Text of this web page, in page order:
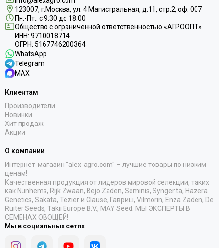
123007, г.Москва, ул. 4 Магистральная, д.11, стр.2, оф. 007
Пн.-Пт.: с 9:30 до 18:00
Общество с ограниченной ответственностью «АГРООПТ»
ИНН: 9710018714
ОГРН: 5167746200364
WhatsApp
Telegram
MAX
Клиентам
Производители
Новинки
Хит продаж
Акции
О компании
Интернет-магазин "alex-agro.com" – лучшие товары по низким
ценам!
Качественная продукция от лидеров мировой селекции, таких
как Nunhems, Rijk Zwaan, Bejo Zaden, Seminis, Syngenta, Hazera
Genetics, Sakata, Tezier и Clause, Гавриш, Vilmorin, Enza Zaden, De
Ruiter Seeds, Takii Europe B.V., MAY Seed. МЫ ЭКСПЕРТЫ В
СЕМЕНАХ ОВОЩЕЙ!
Мы в социальных сетях